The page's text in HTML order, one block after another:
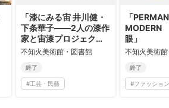
「漆にみる宙 井川健・
下条華子――2人の漆作
家と宙漆プロジェク
ト」
不知火美術館・図書館
終了
#工芸・民藝
「
MODERN
眼」
不知火美術
終了
#ファッション